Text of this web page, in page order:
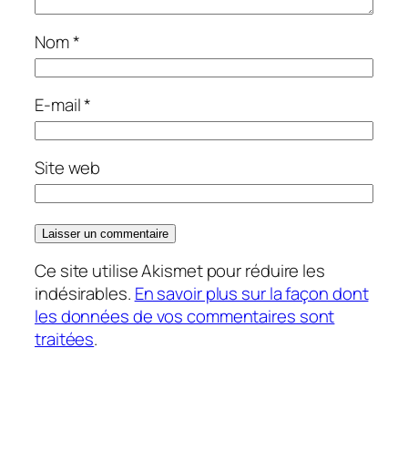
Nom*
E-mail*
Site web
Ce site utilise Akismet pour réduire les
indésirables. En savoir plus sur la façon dont
les données de vos commentaires sont
traitées.